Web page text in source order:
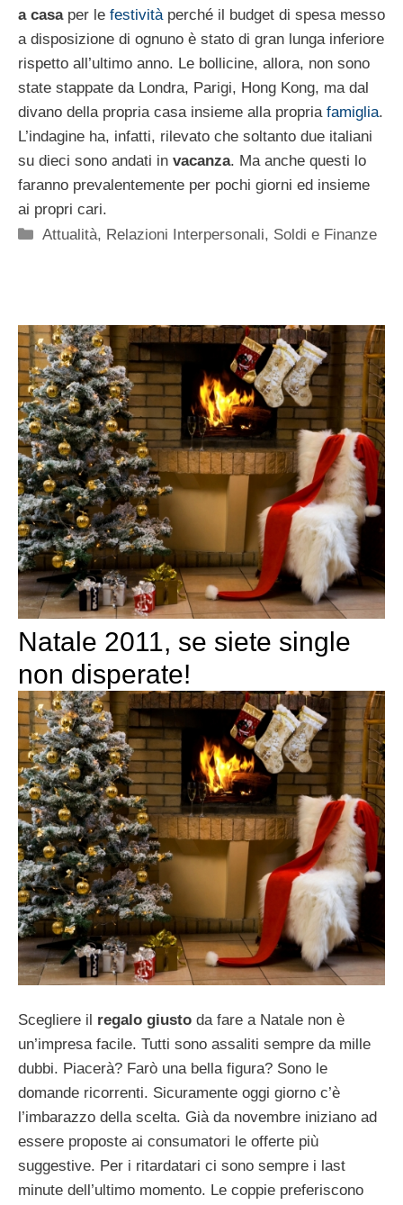
a casaper le festivitàperché il budget di spesa messo
a disposizione di ognuno è stato di gran lunga inferiore
rispetto all’ultimo anno. Le bollicine, allora, non sono
state stappate da Londra, Parigi, Hong Kong, ma dal
divano della propria casa insieme alla propriafamiglia.
L’indagine ha, infatti, rilevato che soltanto due italiani
su dieci sono andati in vacanza. Ma anche questi lo
faranno prevalentemente per pochi giorni ed insieme
ai propri cari.
Categorie
Attualità, Relazioni Interpersonali, Soldi e Finanze
Natale 2011, se siete single
non disperate!
Scegliere il regalo giusto da fare a Natale non è
un’impresa facile. Tutti sono assaliti sempre da mille
dubbi. Piacerà? Farò una bella figura? Sono le
domande ricorrenti. Sicuramente oggi giorno c’è
l’imbarazzo della scelta. Già da novembre iniziano ad
essere proposte ai consumatori le offerte più
suggestive. Per i ritardatari ci sono sempre i last
minute dell’ultimo momento. Le coppie preferiscono